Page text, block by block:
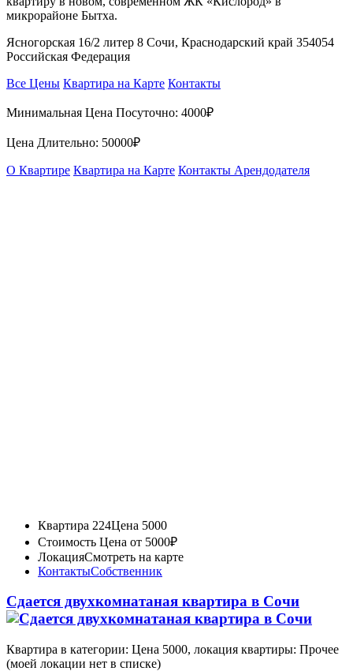
микрорайоне Бытха.
Ясногорская 16/2 литер 8 Сочи, Краснодарский край 354054
Российская Федерация
Все Цены Квартира на Карте Контакты
Минимальная Цена Посуточно: 4000₽
Цена Длительно: 50000₽
О Квартире Квартира на Карте Контакты Арендодателя
Квартира 224Цена 5000
Стоимость Цена от 5000₽
ЛокацияСмотреть на карте
КонтактыСобственник
Сдается двухкомнатаная квартира в Сочи
Квартира в категории: Цена 5000, локация квартиры: Прочее
(моей локации нет в списке)